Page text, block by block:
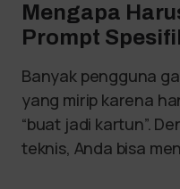
Mengapa
Prompt
Banyak pengguna
yang mirip karena
“buat jadi kartun”.
teknis, Anda bisa